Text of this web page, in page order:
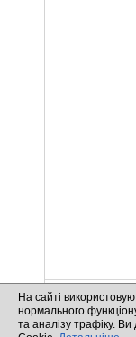
На сайті
нормального
та аналізу трафіку.